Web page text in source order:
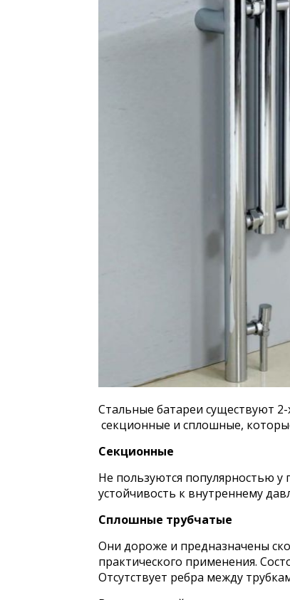
Стальные батареи существуют
секционные и сплошные,
Секционные
Не пользуются популярностью
устойчивость к внутреннему
Сплошные трубчатые
Они дороже и предназначены
практического применения.
Отсутствует ребра между